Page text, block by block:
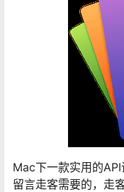
Mac下一款实用的
留言走客需要的，走